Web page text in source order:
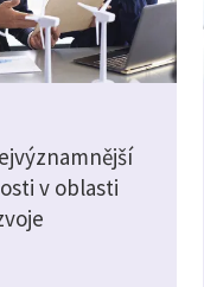
v oblasti